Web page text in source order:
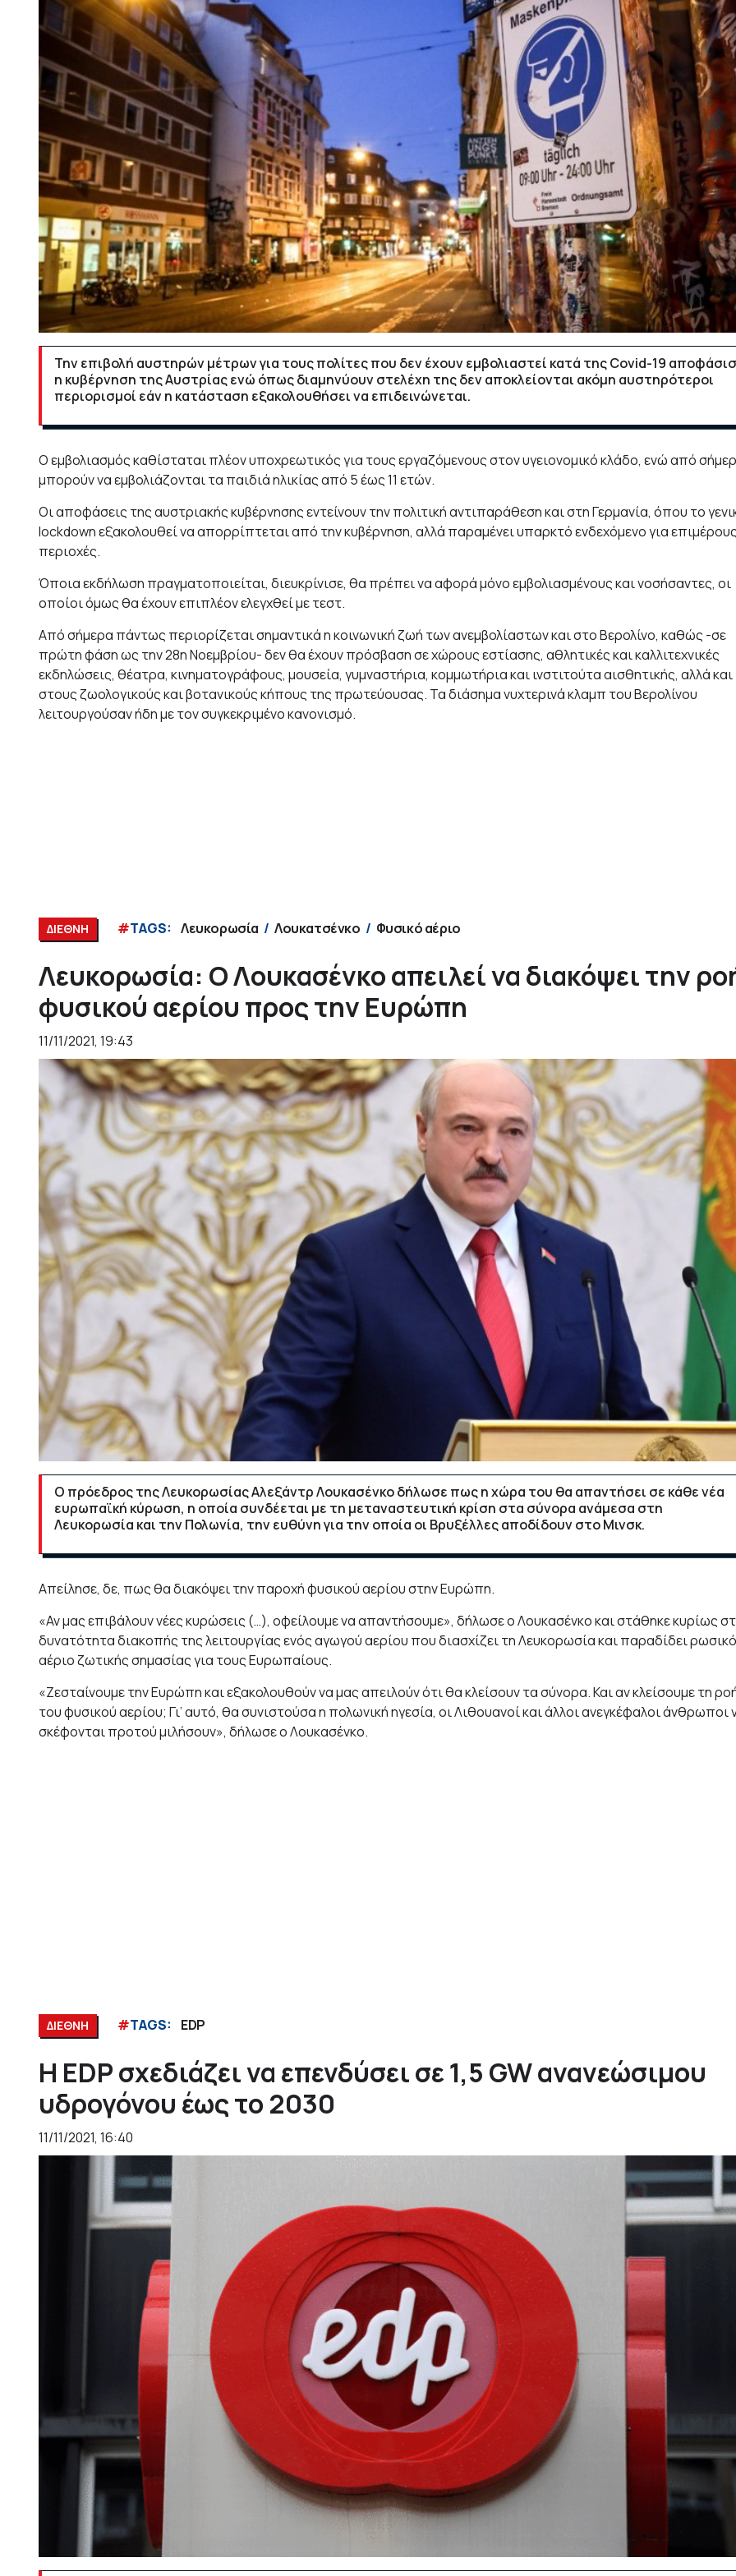
Την επιβολή αυστηρών μέτρων για τους πολίτες που δεν έχουν εμβολιαστεί κατά της Covid-19
η κυβέρνηση της Αυστρίας ενώ όπως διαμηνύουν στελέχη τηςδεν αποκλείονται ακόμη αυστηρότεροι
περιορισμοί εάν η κατάσταση εξακολουθήσει να επιδεινώνεται.
Ο εμβολιασμός καθίσταται πλέον υποχρεωτικός για τους εργαζόμενους στον υγειονομικό κλάδο, ενώ από
μπορούν να εμβολιάζονται τα παιδιά ηλικίας από 5 έως 11 ετών.
Οι αποφάσεις της αυστριακής κυβέρνησης εντείνουν την πολιτική αντιπαράθεση και στη Γερμανία, όπου το
lockdown εξακολουθεί να απορρίπτεται από την κυβέρνηση, αλλά παραμένει υπαρκτό ενδεχόμενο για επιμέρους
περιοχές.
Όποια εκδήλωση πραγματοποιείται, διευκρίνισε, θα πρέπει να αφορά μόνο εμβολιασμένους και νοσήσαντες, οι
οποίοι όμως θα έχουν επιπλέον ελεγχθεί με τεστ.
Από σήμερα πάντως περιορίζεται σημαντικά η κοινωνική ζωή των ανεμβολίαστων και στο Βερολίνο, καθώς -σε
πρώτη φάση ως την 28η Νοεμβρίου- δεν θα έχουν πρόσβαση σε χώρους εστίασης, αθλητικές και καλλιτεχνικές
εκδηλώσεις, θέατρα, κινηματογράφους, μουσεία, γυμναστήρια, κομμωτήρια και ινστιτούτα αισθητικής, αλλά και
στους ζωολογικούς και βοτανικούς κήπους της πρωτεύουσας. Τα διάσημα νυχτερινά κλαμπ του Βερολίνου
λειτουργούσαν ήδη με τον συγκεκριμένο κανονισμό.
ΔΙΕΘΝΗ #TAGS: Λευκορωσία Λουκατσένκο Φυσικό αέριο
Λευκορωσία: Ο Λουκασένκο απειλεί να διακόψει την
φυσικού αερίου προς την Ευρώπη
11/11/2021, 19:43
Ο πρόεδρος της Λευκορωσίας Αλεξάντρ Λουκασένκο δήλωσε πως η χώρα του θα απαντήσει σε κάθε νέα
ευρωπαϊκή κύρωση, η οποία συνδέεται με τη μεταναστευτική κρίση στα σύνορα ανάμεσα στη
Λευκορωσία και την Πολωνία, την ευθύνη για την οποία οι Βρυξέλλες αποδίδουν στο Μινσκ.
Απείλησε, δε, πως θα διακόψει την παροχή φυσικού αερίου στην Ευρώπη.
«Αν μας επιβάλουν νέες κυρώσεις (…), οφείλουμε να απαντήσουμε», δήλωσε ο Λουκασένκο και στάθηκε κυρίως
δυνατότητα διακοπής της λειτουργίας ενός αγωγού αερίου που διασχίζει τη Λευκορωσία και παραδίδει ρωσικό
αέριο ζωτικής σημασίας για τους Ευρωπαίους.
«Ζεσταίνουμε την Ευρώπη και εξακολουθούν να μας απειλούν ότι θα κλείσουν τα σύνορα. Και αν κλείσουμε τη
του φυσικού αερίου; Γι’ αυτό, θα συνιστούσα η πολωνική ηγεσία, οι Λιθουανοί και άλλοι ανεγκέφαλοι άνθρωποι
σκέφονται προτού μιλήσουν», δήλωσε ο Λουκασένκο.
ΔΙΕΘΝΗ #TAGS: EDP
Η EDP σχεδιάζει να επενδύσει σε 1,5 GW ανανεώσιμου
υδρογόνου έως το 2030
11/11/2021, 16:40